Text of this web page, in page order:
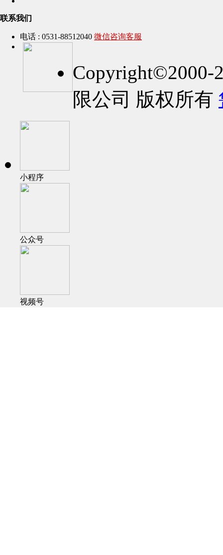
联系我们
电话 : 0531-88512040 微信咨询客服
Copyright©2000-
限公司 版权所有
小程序
公众号
视频号